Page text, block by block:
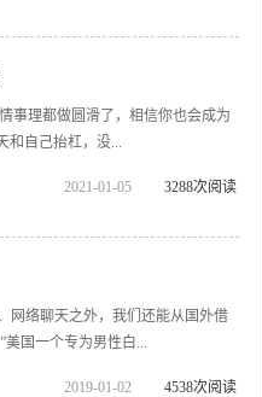
理都做圆滑了，相信你也会成为
和自己抬杠，没...
2021-01-05 3288次阅读
网络聊天之外，我们还能从国外借
国一个专为男性白...
2019-01-02 4538次阅读